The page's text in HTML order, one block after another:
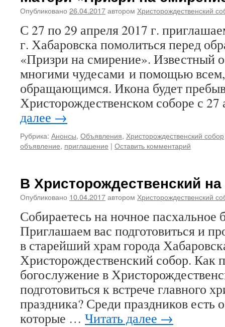
Опубликовано 26.04.2017автором Христорождественский
С 27 по 29 апреля 2017 г.
г. Хабаровска помолиться перед
«Призри на смирение». Известный
многими чудесами и помощью
обращающимся. Икона будет
Христорождественском соборе с
далее →
Рубрика: Анонсы, Объявления, Христорождественский собор
объявление, приглашение | Оставить комментарий
В Христорождественский
Опубликовано 10.04.2017автором Христорождественский
Собираетесь на ночное пасхальное
Приглашаем вас подготовиться и
в старейший храм города
Христорождественский собор. Как
богослужение в
подготовиться к встрече главного
праздника? Среди праздников есть
которые … Читать далее →